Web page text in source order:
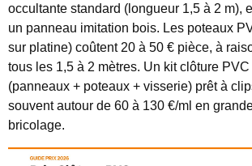
occultante standard (longueur 1,5 à 2 m),
un panneau imitation bois. Les poteaux
sur platine) coûtent 20 à 50 € pièce, à
tous les 1,5 à 2 mètres. Un kit clôture
(panneaux + poteaux + visserie) prêt à
souvent autour de 60 à 130 €/ml en
bricolage.